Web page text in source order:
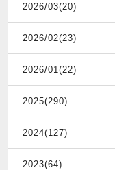
2026/03(20)
2026/02(23)
2026/01(22)
2025(290)
2024(127)
2023(64)